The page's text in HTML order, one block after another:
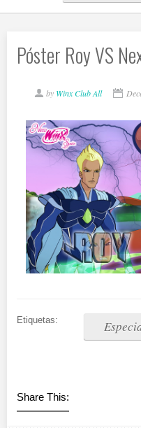
Póster Roy VS
by Winx Club All
Etiquetas:
Share This: